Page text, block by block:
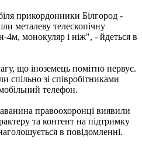
прикордонники Білгород -
металеву телескопічну
4м, монокуляр і ніж", - йдеться в
що іноземець помітно нервує.
спільно зі співробітниками
телефон.
правоохоронці виявили
та контент на підтримку
в повідомленні.